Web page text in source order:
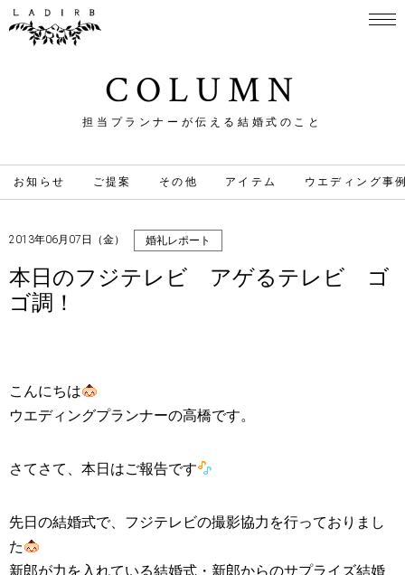
COLUMN
担当プランナーが伝える結婚式のこと
お知らせ ご提案 その他 アイテム ウエディング事
2013年06月07日（金） 婚礼レポート
本日のフジテレビ アゲるテレビ ゴ
ゴ調！
こんにちは
ウエディングプランナーの高橋です。
さてさて、本日はご報告です
先日の結婚式で、フジテレビの撮影協力を行っておりまし
た
新郎が力を入れている結婚式 ・新郎からのサプライズ結婚